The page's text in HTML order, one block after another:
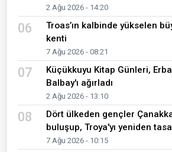
2 Ağu 2026 - 14:20
06
Troas’ın kalbinde yükselen
kenti
7 Ağu 2026 - 08:21
07
Küçükkuyu Kitap Günleri,
Balbay'ı ağırladı
2 Ağu 2026 - 13:10
08
Dört ülkeden gençler
buluşup, Troya'yı yeniden
7 Ağu 2026 - 10:15